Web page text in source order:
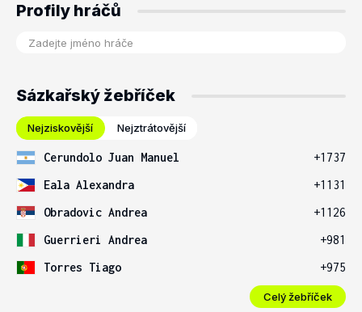
Profily hráčů
Sázkařský žebříček
Nejziskovější Nejztrátovější
Cerundolo Juan Manuel
+1737
Eala Alexandra
+1131
Obradovic Andrea
+1126
Guerrieri Andrea
+981
Torres Tiago
+975
Celý žebříček